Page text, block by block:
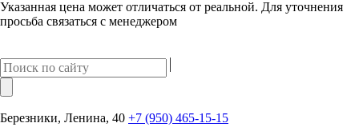
Указанная цена может отличаться от реальной. Для уточнения
просьба связаться с менеджером
Березники, Ленина, 40 +7 (950) 465-15-15